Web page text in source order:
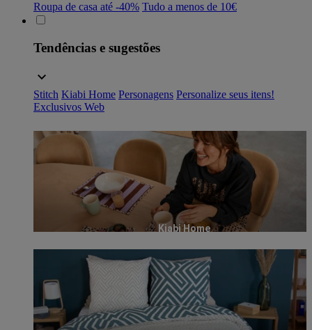
Roupa de casa até -40% Tudo a menos de 10€
Tendências e sugestões
Stitch Kiabi Home Personagens Personalize seus itens!
Exclusivos Web
Kiabi Home